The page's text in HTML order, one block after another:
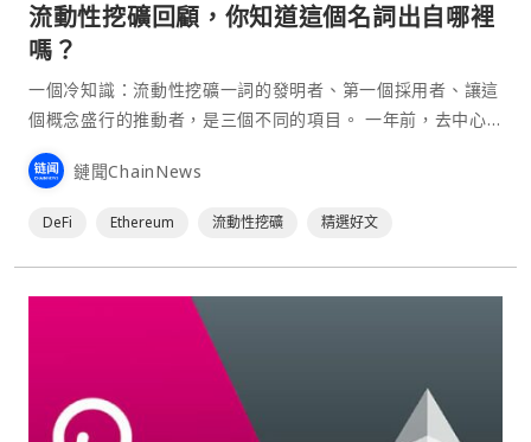
流動性挖礦回顧，你知道這個名詞出自哪裡
嗎？
一個冷知識：流動性挖礦一詞的發明者、第一個採用者、讓這
個概念盛行的推動者，是三個不同的項目。 一年前，去中心
化金融（DeFi）開始逐漸受到加密貨幣社群廣泛關注，但是
如果沒有「流動性挖礦」（Liquidity Min⋯
鏈聞ChainNews
DeFi Ethereum 流動性挖礦 精選好文